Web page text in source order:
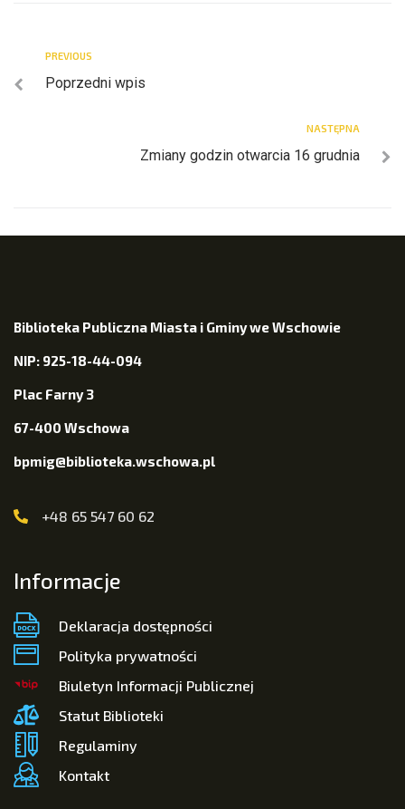
PREVIOUS
Poprzedni wpis
NASTĘPNA
Zmiany godzin otwarcia 16 grudnia
Biblioteka Publiczna Miasta i Gminy we Wschowie
NIP: 925-18-44-094
Plac Farny 3
67-400 Wschowa
bpmig@biblioteka.wschowa.pl
+48 65 547 60 62
Informacje
Deklaracja dostępności
Polityka prywatności
Biuletyn Informacji Publicznej
Statut Biblioteki
Regulaminy
Kontakt